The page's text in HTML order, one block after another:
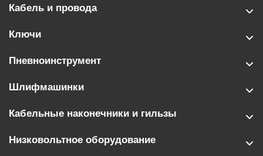
Кабель и провода
Ключи
Пневноинструмент
Шлифмашинки
Кабельные наконечники и гильзы
Низковольтное оборудование